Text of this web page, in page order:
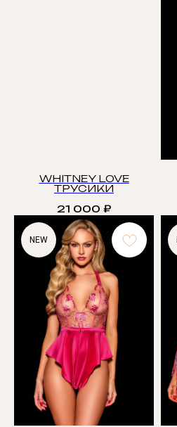
WHITNEY LOVE
ТРУСИКИ
21 000 ₽
NEW